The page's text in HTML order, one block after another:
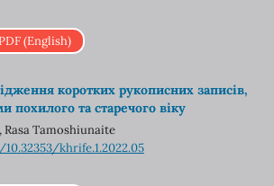
(English)
коротких рукописних записів,
похилого та старечого віку
Tamoshiunaite
khrife.1.2022.05